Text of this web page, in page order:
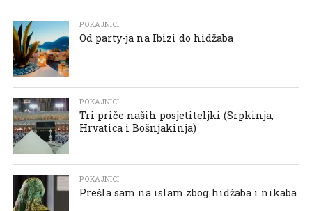
POKAJNICI
Od party-ja na Ibizi do hidžaba
POKAJNICI
Tri priče naših posjetiteljki (Srpkinja,
Hrvatica i Bošnjakinja)
POKAJNICI
Prešla sam na islam zbog hidžaba i nikaba